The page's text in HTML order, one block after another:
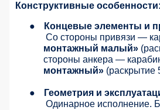
Конструктивные особенности:
●
Концевые элементы и
Со стороны привязи —
монтажный малый»
стороны анкера —
монтажный» (раскрытие
●
Геометрия и
Одинарное исполнение.